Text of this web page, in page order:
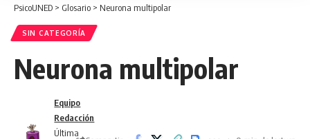
PsicoUNED > Glosario > Neurona multipolar
SIN CATEGORÍA
Neurona multipolar
Última
Equipo
Redacción